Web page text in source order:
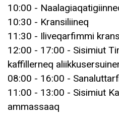
10:00 -
10:30 - Kransiliineq
11:30 - Iliveqarfimmi
12:00 - 17:00 - Sisimiut
kaffillerneq
08:00 - 16:00 -
11:00 - 13:00 - Sisimiut
ammassaaq